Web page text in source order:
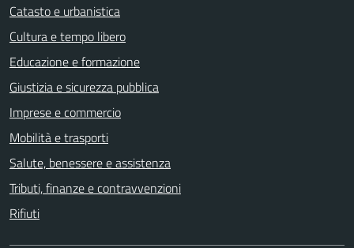
Catasto e urbanistica
Cultura e tempo libero
Educazione e formazione
Giustizia e sicurezza pubblica
Imprese e commercio
Mobilità e trasporti
Salute, benessere e assistenza
Tributi, finanze e contravvenzioni
Rifiuti